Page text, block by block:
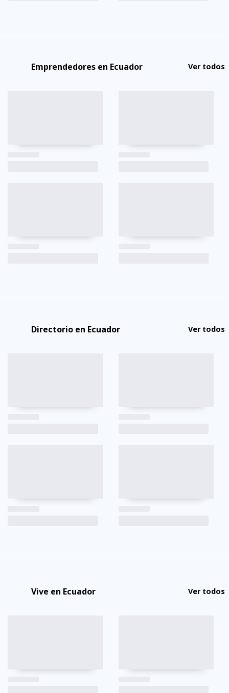
Emprendedores en Ecuador Ver todos
Directorio en Ecuador Ver todos
Vive en Ecuador Ver todos